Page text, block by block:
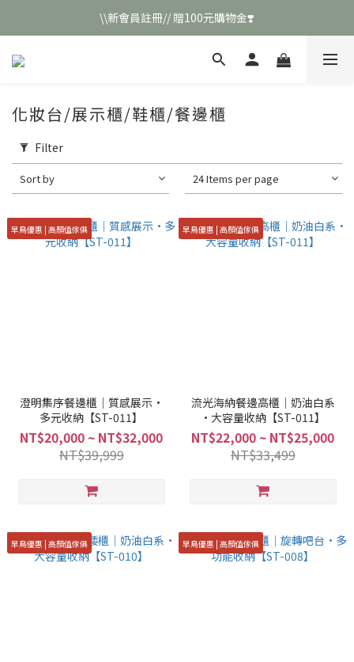
\\新會員註冊// 贈100元購物金❣️
\\新會員註冊// 贈100元購物金❣️
LINE好友招募\\ 回答數字 領取50元折扣碼 //
化妝台/展示櫃/鞋櫃/餐邊櫃
Filter
Sort by 24 Items per page
早鳥優惠 | 高顏值傢俱
澄明集序餐邊櫃｜質感展示·
多元收納【ST-011】
NT$20,000 ~ NT$32,000
NT$39,999
早鳥優惠 | 高顏值傢俱
流光海納餐邊高櫃｜奶油白系
·大容量收納【ST-011】
NT$22,000 ~ NT$25,000
NT$33,499
早鳥優惠 | 高顏值傢俱 早鳥優惠 | 高顏值傢俱